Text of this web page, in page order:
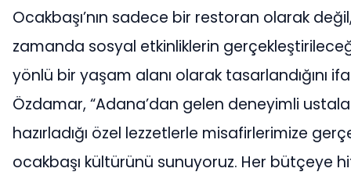
Ocakbaşı’nın sadece bir restoran olarak
zamanda sosyal etkinliklerin
yönlü bir yaşam alanı olarak tasarlandığını
Özdamar, “Adana’dan gelen deneyimli
hazırladığı özel lezzetlerle misafirlerimize
ocakbaşı kültürünü sunuyoruz. Her bütçeye